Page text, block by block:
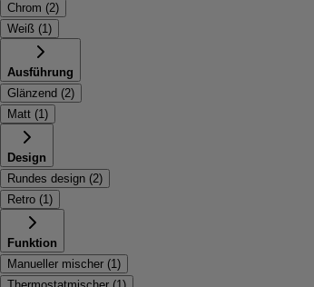
Chrom (2)
Weiß (1)
Ausführung
Glänzend (2)
Matt (1)
Design
Rundes design (2)
Retro (1)
Funktion
Manueller mischer (1)